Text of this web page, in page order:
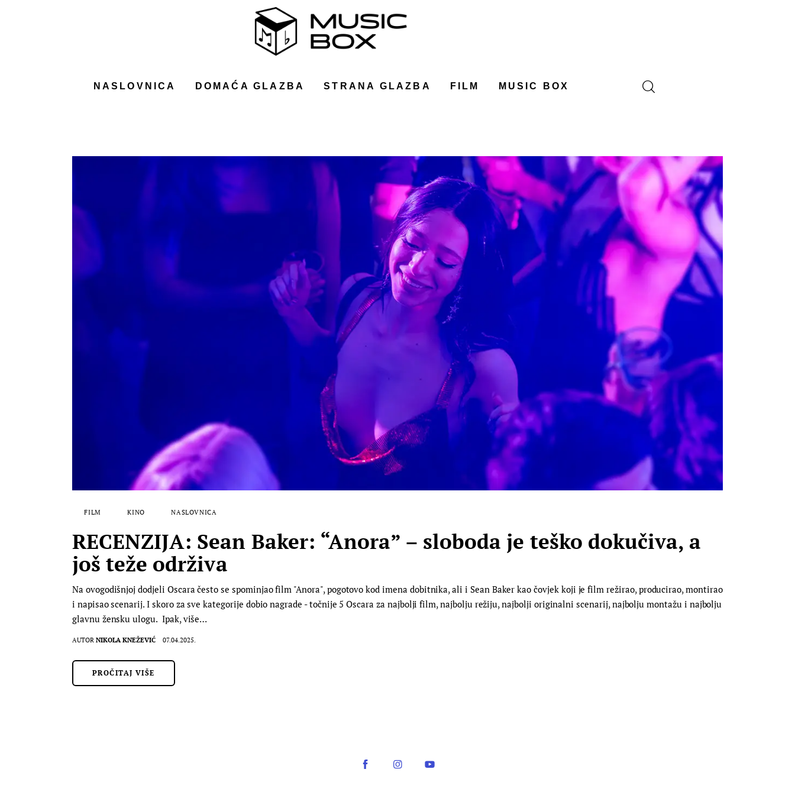
NASLOVNICA DOMAĆA GLAZBA STRANA GLAZBA FILM MUSIC BOX
FILM KINO NASLOVNICA
RECENZIJA: Sean Baker: “Anora” – sloboda je teško dokučiva, a
još teže održiva
Na ovogodišnjoj dodjeli Oscara često se spominjao film "Anora", pogotovo kod imena dobitnika, ali i Sean Baker kao čovjek koji je film režirao, producirao, montirao
i napisao scenarij. I skoro za sve kategorije dobio nagrade - točnije 5 Oscara za najbolji film, najbolju režiju, najbolji originalni scenarij, najbolju montažu i najbolju
glavnu žensku ulogu. Ipak, više…
AUTOR NIKOLA KNEŽEVIĆ 07.04.2025.
PROČITAJ VIŠE